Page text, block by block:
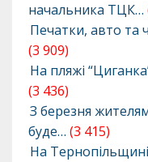
начальника ТЦК…
Печатки, авто та
(3 909)
На пляжі
(3 436)
З березня
буде… (3 415)
На